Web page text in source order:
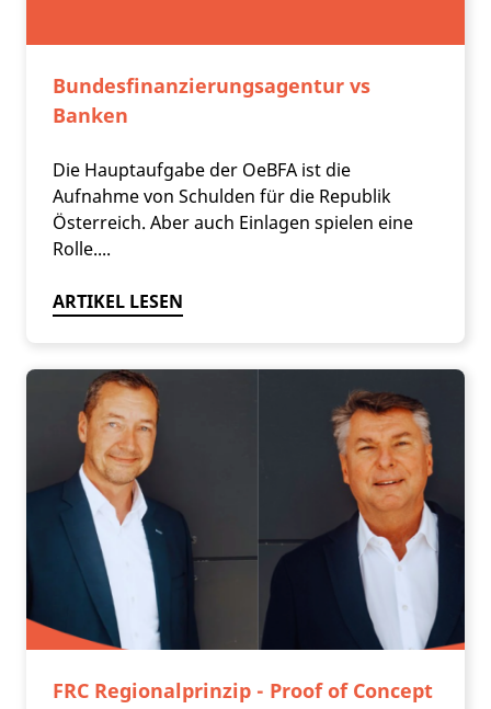
Bundesfinanzierungsagentur vs
Banken
Die Hauptaufgabe der OeBFA ist die
Aufnahme von Schulden für die Republik
Österreich. Aber auch Einlagen spielen eine
Rolle....
ARTIKEL LESEN
FRC Regionalprinzip - Proof of Concept